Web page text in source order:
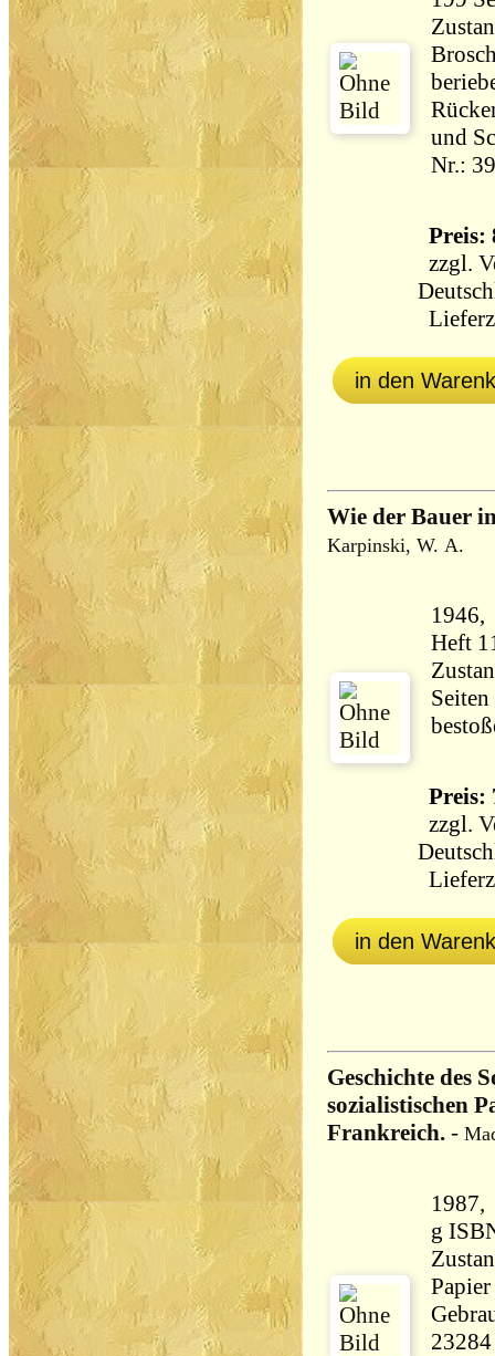
und
Nr.:
Preis:
zzgl.
in den
Wie der Bauer
Karpinski, W. A.
1946,
Heft
Preis:
zzgl.
in den
Geschichte des
sozialistischen
Frankreich. -
1987,
g
23284